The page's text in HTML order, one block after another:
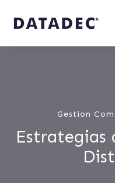
Gestion
Estrategias